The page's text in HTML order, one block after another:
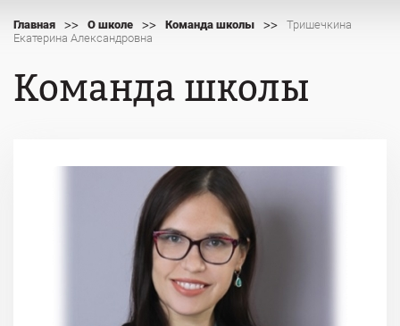
Главная >> О школе >> Команда школы >>
Тришечкина
Екатерина Александровна
Команда школы